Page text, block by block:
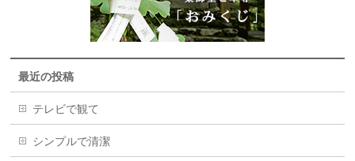
最近の投稿
テレビで観て
シンプルで清潔